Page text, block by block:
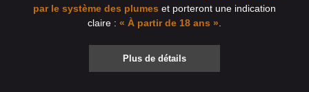
par le système des plumes et porteront une indication
claire : « À partir de 18 ans »
Plus de détails